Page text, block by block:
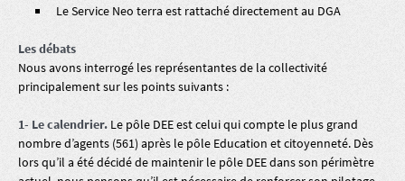
Le Service Neo terra est rattaché directement au DGA
Les débats
Nous avons interrogé les représentantes de la collectivité
principalement sur les points suivants :
1- Le calendrier. Le pôle DEE est celui qui compte le plus grand
nombre d’agents (561) après le pôle Education et citoyenneté. Dès
lors qu’il a été décidé de maintenir le pôle DEE dans son périmètre